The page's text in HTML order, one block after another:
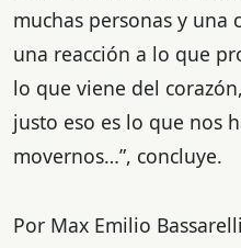
muchas personas y una
una reacción a lo que
lo que viene del
justo eso es lo que nos
movernos…”, concluye.
Por Max Emilio Bassarelli